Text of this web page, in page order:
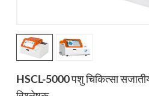
HSCL-5000 पशु चिकित्सा